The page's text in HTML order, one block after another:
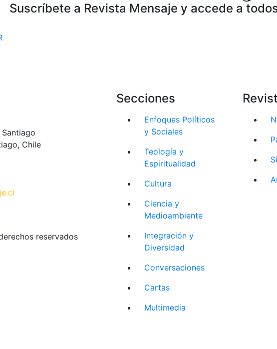
Suscríbete a Revista Mensaje y accede a
Santiago
Chile
reservados
Secciones
Enfoques Políticos
y Sociales
Teología y
Espiritualidad
Cultura
Ciencia y
Medioambiente
Integración y
Diversidad
Conversaciones
Cartas
Multimedia